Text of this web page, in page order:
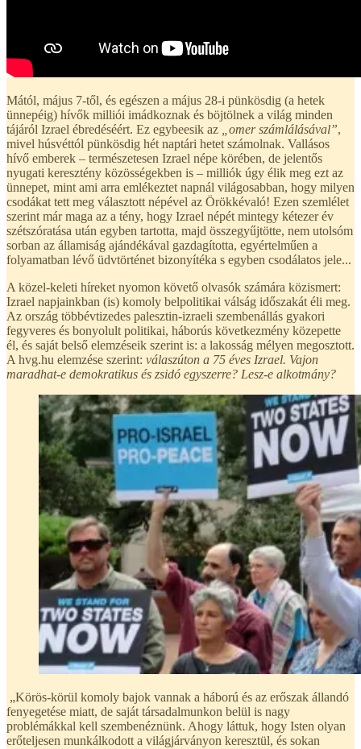
Mától, május 7-től, és egészen a május 28-i pünkösdig (a hetek
ünnepéig) hívők milliói imádkoznak és böjtölnek a világ minden
tájáról Izrael ébredéséért. Ez egybeesik az
„omer számlálásával”,
mivel húsvéttól pünkösdig hét naptári hetet számolnak. Vallásos
hívő emberek – természetesen Izrael népe körében, de jelentős
nyugati keresztény közösségekben is – milliók úgy élik meg ezt az
ünnepet, mint ami arra emlékeztet napnál világosabban, hogy milyen
csodákat tett meg választott népével az Örökkévaló! Ezen szemlélet
szerint már maga az a tény, hogy Izrael népét mintegy kétezer év
szétszóratása után egyben tartotta, majd összegyűjtötte, nem utolsóm
sorban az államiság ajándékával gazdagította, egyértelműen a
folyamatban lévő üdvtörténet bizonyítéka s egyben csodálatos jele...
A közel-keleti híreket nyomon követő olvasók számára közismert:
Izrael napjainkban (is) komoly belpolitikai válság időszakát éli meg.
Az ország többévtizedes palesztin-izraeli szembenállás gyakori
fegyveres és bonyolult politikai, háborús következmény közepette
él, és saját belső elemzéseik szerint is: a lakosság mélyen megosztott.
A hvg.hu elemzése szerint: válaszúton a 75 éves Izrael. Vajon
maradhat-e demokratikus és zsidó egyszerre? Lesz-e alkotmány?
„Körös-körül komoly bajok vannak a háború és az erőszak állandó
fenyegetése miatt, de saját társadalmunkon belül is nagy
problémákkal kell szembenéznünk. Ahogy láttuk, hogy Isten olyan
erőteljesen munkálkodott a világjárványon keresztül, és sokan